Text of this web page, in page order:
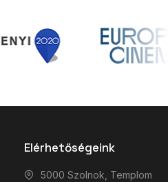
Elérhetőségeink
5000 Szolnok, Templom